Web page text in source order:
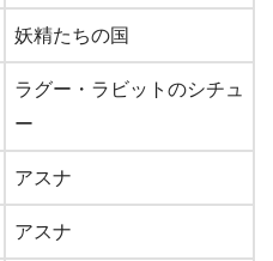
妖精たちの国
ラグー・ラビットのシチュ
ー
アスナ
アスナ